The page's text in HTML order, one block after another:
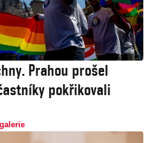
Prahou prošel
pokřikovali